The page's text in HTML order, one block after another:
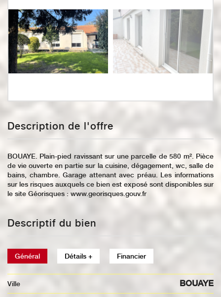
Description de l'offre
BOUAYE. Plain-pied ravissant sur une parcelle de 580 m². Pièce
de vie ouverte en partie sur la cuisine, dégagement, wc, salle de
bains, chambre. Garage attenant avec préau. Les informations
sur les risques auxquels ce bien est exposé sont disponibles sur
le site Géorisques : www.georisques.gouv.fr
Descriptif du bien
Général Détails + Financier
Ville BOUAYE